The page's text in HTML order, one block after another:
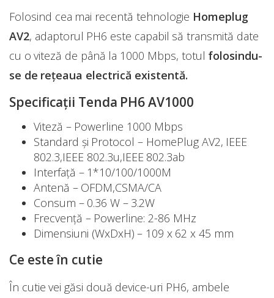
Folosind cea mai recentă tehnologie Homeplug
AV2, adaptorul PH6 este capabil să transmită date
cu o viteză de până la 1000 Mbps, totul folosindu-
se de rețeaua electrică existentă.
Specificații Tenda PH6 AV1000
Viteză – Powerline 1000 Mbps
Standard și Protocol – HomePlug AV2, IEEE
802.3,IEEE 802.3u,IEEE 802.3ab
Interfață – 1*10/100/1000M
Antenă – OFDM,CSMA/CA
Consum – 0.36 W – 3.2W
Frecvență – Powerline: 2-86 MHz
Dimensiuni (WxDxH) – 109 x 62 x 45 mm
Ce esteîn cutie
În cutie vei găsi două device-uri PH6, ambele